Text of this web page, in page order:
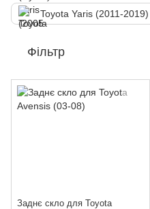
Toyota Yaris (2011-2019)
Фільтр
Заднє скло для Toyota